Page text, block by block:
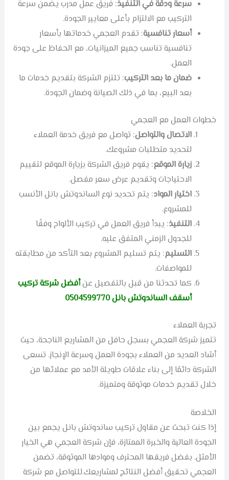
سرعة ودقة في التنفيذ: فريق عمل مدرب يضمن سرعة
التركيب مع الالتزام بأعلى معايير الجودة.
أسعار تنافسية: تقدم العجمي خدماتها بأسعار
تنافسية تناسب جميع الميزانيات، مع الحفاظ على جودة
العمل.
ضمان ما بعد التركيب: تلتزم الشركة بتقديم خدمات ما
بعد البيع، بما في ذلك الصيانة وضمان الجودة.
خطوات العمل مع العجمي
الاتصال والتواصل: تواصل مع فريق خدمة العملاء
لتحديد متطلبات مشروعك.
زيارة الموقع: يقوم فريق الشركة بزيارة الموقع لتقييم
الاحتياجات وتقديم عرض سعر مفصل.
اختيار المواد: يتم تحديد نوع الساندوتش بانل الأنسب
للمشروع.
التنفيذ: يبدأ فريق العمل في تركيب الألواح وفقًا
للجدول الزمني المتفق عليه.
التسليم: يتم تسليم المشروع بعد التأكد من مطابقته
للمواصفات.
كما تحدثنا من قبل بالتفصيل عنأفضل شركة تركيب
أسقف الساندوتش بانل 0504599770
تجربة العملاء
تتميز شركة العجمي بسجل حافل من المشاريع الناجحة، حيث
أشاد العديد من العملاء بجودة العمل وسرعة الإنجاز. تسعى
الشركة دائمًا إلى بناء علاقات طويلة الأمد مع عملائها من
خلال تقديم خدمات موثوقة ومتميزة.
الخلاصة
إذا كنت تبحث عن مقاول تركيب ساندوتش بانل يجمع بين
الجودة العالية والخبرة الممتازة، فإن شركة العجمي هي الخيار
الأمثل. بفضل فريقها المحترف وموادها الموثوقة، تضمن
العجمي تحقيق أفضل النتائج لمشاريعك.للتواصل مع شركة